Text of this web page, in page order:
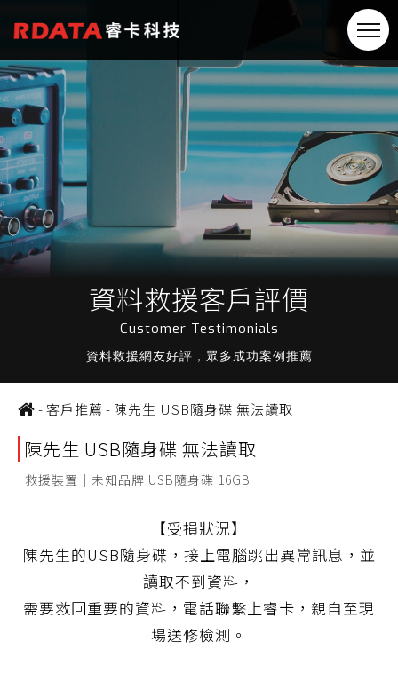
資料救援客戶評價
Customer Testimonials
資料救援網友好評，眾多成功案例推薦
-客戶推薦 - 陳先生 USB隨身碟 無法讀取
陳先生 USB隨身碟 無法讀取
救援裝置｜未知品牌 USB隨身碟 16GB
【受損狀況】
陳先生的USB隨身碟，接上電腦跳出異常訊息，並
讀取不到資料，
需要救回重要的資料，電話聯繫上睿卡，親自至現
場送修檢測。